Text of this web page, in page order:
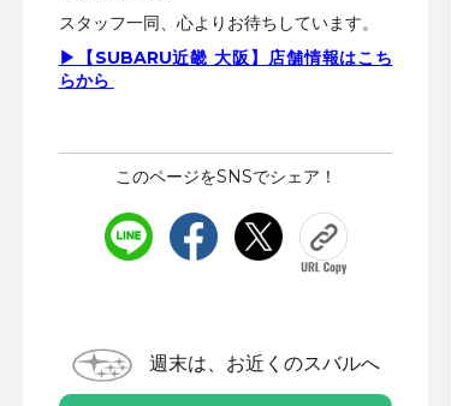
スタッフ一同、心よりお待ちしています。
▶【SUBARU近畿 大阪】店舗情報はこち
らから
このページをSNSでシェア！
週末は、お近くのスバルへ